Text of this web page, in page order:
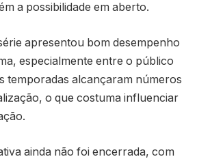
a possibilidade em aberto.
apresentou bom desempenho
especialmente entre o público
temporadas alcançaram números
o que costuma influenciar
ainda não foi encerrada, com